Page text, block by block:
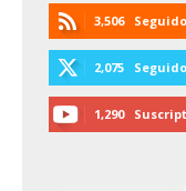
3,506
2,075
1,290